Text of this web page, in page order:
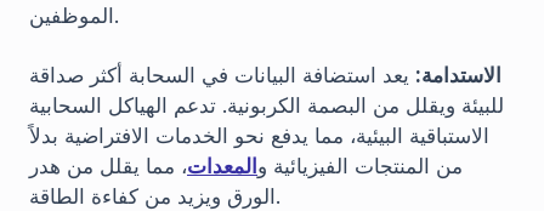
الموظفين.
الاستدامة: يعد استضافة البيانات في السحابة أكثر صداقة
للبيئة ويقلل من البصمة الكربونية. تدعم الهياكل السحابية
الاستباقية البيئية، مما يدفع نحو الخدمات الافتراضية بدلاً
من المنتجات الفيزيائية و المعدات، مما يقلل من هدر
الورق ويزيد من كفاءة الطاقة.